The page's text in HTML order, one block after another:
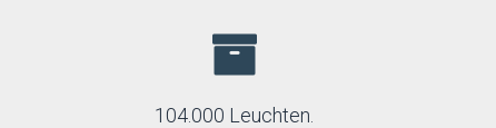
104.000 Leuchten.